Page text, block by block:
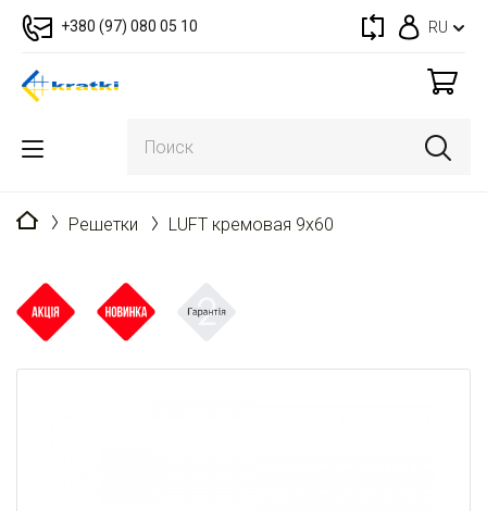
+380 (97) 080 05 10 RU
Главная
Решетки LUFT кремовая 9x60